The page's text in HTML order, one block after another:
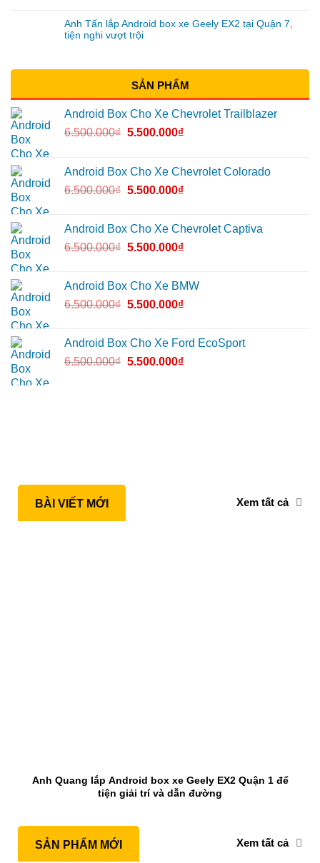
Anh Tấn lắp Android box xe Geely EX2 tại Quận 7,
tiện nghi vượt trội
SẢN PHẨM
Android Box Cho Xe Chevrolet Trailblazer
6.500.000₫ 5.500.000₫
Android Box Cho Xe Chevrolet Colorado
6.500.000₫ 5.500.000₫
Android Box Cho Xe Chevrolet Captiva
6.500.000₫ 5.500.000₫
Android Box Cho Xe BMW
6.500.000₫ 5.500.000₫
Android Box Cho Xe Ford EcoSport
6.500.000₫ 5.500.000₫
BÀI VIẾT MỚI Xem tất cả
Anh Quang lắp Android box xe Geely EX2 Quận 1 để
tiện giải trí và dẫn đường
SẢN PHẨM MỚI Xem tất cả